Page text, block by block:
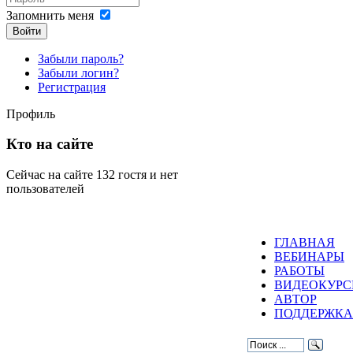
Запомнить меня
Войти
Забыли пароль?
Забыли логин?
Регистрация
Профиль
Кто на сайте
Сейчас на сайте 132 гостя и нет
пользователей
ГЛАВНАЯ
ВЕБИНАРЫ
РАБОТЫ
АВТОР
ПОДДЕРЖКА